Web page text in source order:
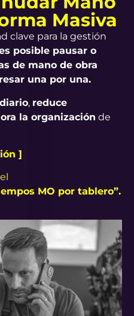
Masiva
clave para la gestión
posible pausar o
de mano de obra
una por una.
, reduce
la organización de
]
MO por tablero”.